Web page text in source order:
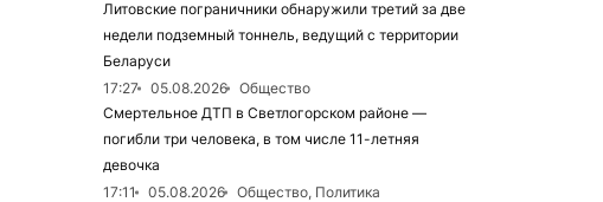
Литовские пограничники обнаружили третий за две
недели подземный тоннель, ведущий с территории
Беларуси
17:27
05.08.2026
Общество
Смертельное ДТП в Светлогорском районе —
погибли три человека, в том числе 11-летняя
девочка
17:11
05.08.2026
Общество, Политика